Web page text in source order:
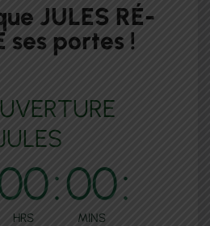
JULES RÉ-
ses portes !
HRS
:00
MINS
: